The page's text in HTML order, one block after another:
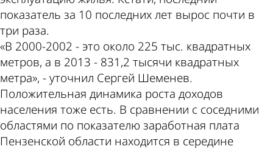
показатель за 10 последних лет вырос почти в
три раза.
«В 2000-2002 - это около 225 тыс. квадратных
метров, а в 2013 - 831,2 тысячи квадратных
метра», - уточнил Сергей Шеменев.
Положительная динамика роста доходов
населения тоже есть. В сравнении с соседними
областями по показателю заработная плата
Пензенской области находится в середине